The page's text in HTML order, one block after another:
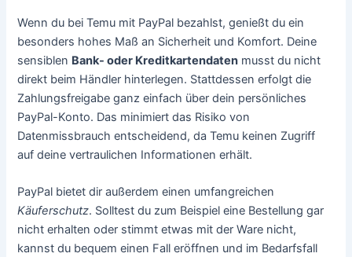
Wenn du bei Temu mit PayPal bezahlst, genießt du ein
besonders hohes Maß an Sicherheit und Komfort. Deine
sensiblen Bank- oder Kreditkartendaten musst du nicht
direkt beim Händler hinterlegen. Stattdessen erfolgt die
Zahlungsfreigabe ganz einfach über dein persönliches
PayPal-Konto. Das minimiert das Risiko von
Datenmissbrauch entscheidend, da Temu keinen Zugriff
auf deine vertraulichen Informationen erhält.
PayPal bietet dir außerdem einen umfangreichen
Käuferschutz. Solltest du zum Beispiel eine Bestellung gar
nicht erhalten oder stimmt etwas mit der Ware nicht,
kannst du bequem einen Fall eröffnen und im Bedarfsfall